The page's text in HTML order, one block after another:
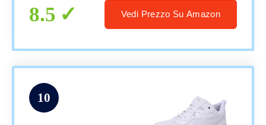
8.5 Vedi Prezzo Su Amazon
10